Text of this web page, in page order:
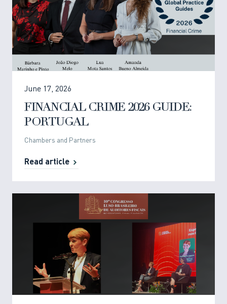
June 17, 2026
FINANCIAL CRIME 2026 GUIDE:
PORTUGAL
Chambers and Partners
Read article